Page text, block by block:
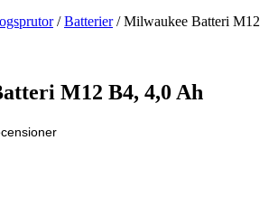
/Batterier/ Milwaukee Batteri M12
M12 B4, 4,0 Ah